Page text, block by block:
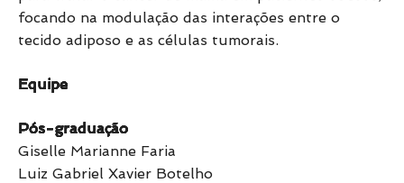
focando na modulação das interações entre o
tecido adiposo e as células tumorais. ​
Equipe
Pós-graduação
Giselle Marianne Faria
Luiz Gabriel Xavier Botelho